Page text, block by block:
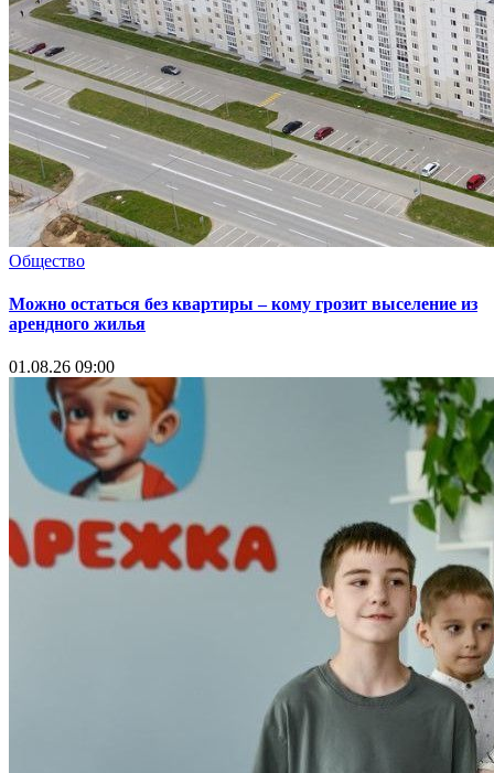
Общество
Можно остаться без квартиры – кому грозит выселение из
арендного жилья
01.08.26 09:00